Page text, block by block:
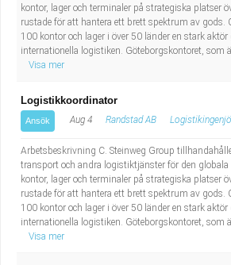
kontor, lager och terminaler på strategiska platser
rustade för att hantera ett brett spektrum av gods.
100 kontor och lager i över 50 länder en stark aktör
internationella logistiken. Göteborgskontoret, som
Visa mer
Logistikkoordinator
Ansök Aug 4 Randstad AB
Arbetsbeskrivning C. Steinweg Group
transport och andra logistiktjänster för den globala
kontor, lager och terminaler på strategiska platser
rustade för att hantera ett brett spektrum av gods.
100 kontor och lager i över 50 länder en stark aktör
internationella logistiken. Göteborgskontoret, som
Visa mer